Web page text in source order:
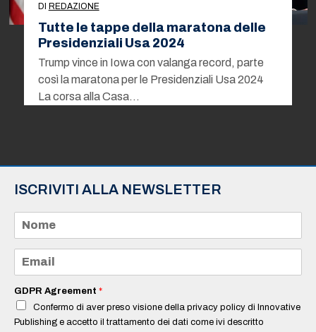
DI REDAZIONE
Tutte le tappe della maratona delle
Presidenziali Usa 2024
Trump vince in Iowa con valanga record, parte
così la maratona per le Presidenziali Usa 2024
La corsa alla Casa…
ISCRIVITI ALLA NEWSLETTER
m
e
a
i
*
GDPR Agreement *
Confermo di aver preso visione della privacy policy di Innovative
Publishing e accetto il trattamento dei dati come ivi descritto